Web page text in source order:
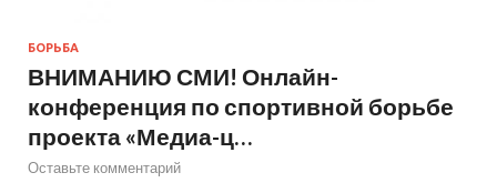
БОРЬБА
ВНИМАНИЮ СМИ! Онлайн-
конференция по спортивной борьбе
проекта «Медиа-ц…
Оставьте комментарий